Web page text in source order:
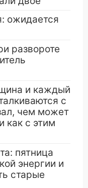
ожидается
развороте
и каждый
с
чем может
как с этим
пятница
энергии и
старые